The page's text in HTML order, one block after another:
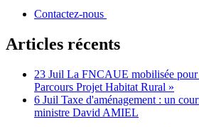
Contactez-nous
Articles récents
23 Juil La FNCAUE mobilisée pour
Parcours Projet Habitat Rural »
6 Juil Taxe d'aménagement : un
ministre David AMIEL